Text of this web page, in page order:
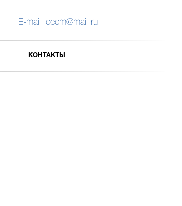
E-mail: cecm@mail.ru
КОНТАКТЫ